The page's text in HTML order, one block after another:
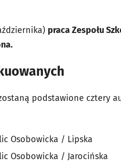
praca Zespołu
podstawione cztery
Osobowicka / Lipska
Osobowicka / Jarocińska